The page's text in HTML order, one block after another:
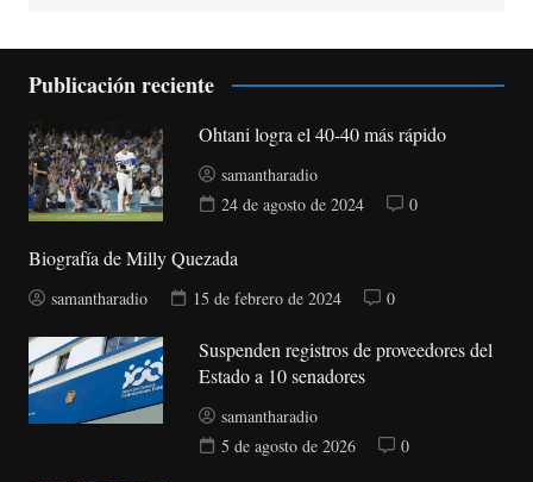
Publicación reciente
Ohtani logra el 40-40 más rápido
samantharadio
24 de agosto de 2024
0
Biografía de Milly Quezada
samantharadio 15 de febrero de 2024 0
Suspenden registros de proveedores del
Estado a 10 senadores
samantharadio
5 de agosto de 2026
0